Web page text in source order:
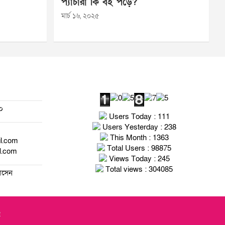
মার্চ ১৬, ২০২৫
Users Today : 111
Users Yesterday : 238
This Month : 1363
Total Users : 98875
Views Today : 245
Total views : 304085